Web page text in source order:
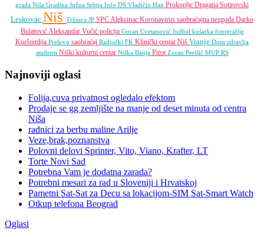
grada Niša Gradina Južna Srbija Info DS Vladičin Han Prokuplje Dragana Sotirovski
Leskovac Niš Tržnica JP SPCAleksinac Koronavirus saobraćajna nezgoda Darko
BulatovićAleksandar Vučić policija Goran Cvetanović fudbal košarka fotografije
Kuršumlija Preševo saobraćaj Radnički FK Klinički centar Niš Vranje Dom zdravlja
studenti Niški kulturni centar Niška Banja PirotZoran Perišić MUP RS
Najnoviji oglasi
Folija,cuva privatnost ogledalo efektom
Prodaje se gg zemljište na manje od deset minuta od centra
Niša
radnici za berbu maline Arilje
Veze,brak,poznanstva
Polovni delovi Sprinter, Vito, Viano, Krafter, LT
Torte Novi Sad
Potrebna Vam je dodatna zarada?
Potrebni mesari za rad u Sloveniji i Hrvatskoj
Pametni Sat-Sat za Decu sa lokacijom-SIM Sat-Smart Watch
Otkup telefona Beograd
Oglasi